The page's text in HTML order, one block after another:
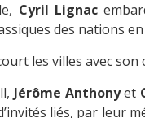
Cyril Lignac
des nations
les villes avec son
Jérôme Anthonyet
liés, par leur